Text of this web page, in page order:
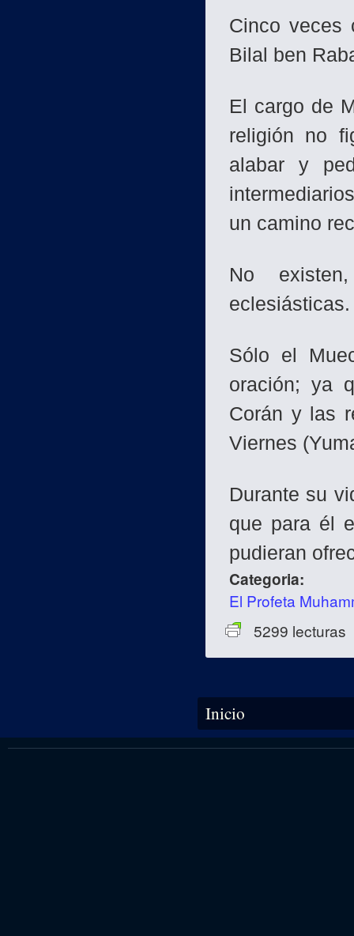
Cinco veces
Bilal ben
El cargo de
religión no
alabar y
un camino
No
Sólo el
oración; ya
Corán y las
Viernes
Durante su
que para él
pudieran
Categoria:
El Profeta
5299 lecturas
Se encuentra usted aquí
Inicio